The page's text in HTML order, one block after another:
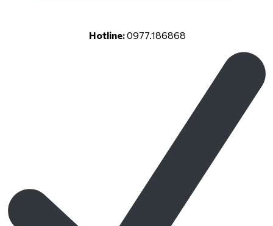
Hotline:0977.186868